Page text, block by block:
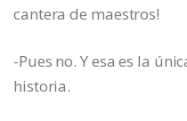
cantera de maestros!
-Pues no. Y esa es la
historia.